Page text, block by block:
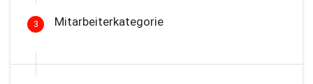
3 Mitarbeiterkategorie